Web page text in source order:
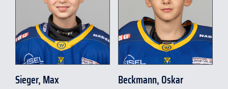
Sieger, Max Beckmann, Oskar